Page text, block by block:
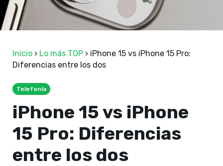
Inicio › Lo más TOP › iPhone 15 vs iPhone 15 Pro:
Diferencias entre los dos
Telefonía
iPhone 15 vs iPhone
15 Pro: Diferencias
entre los dos